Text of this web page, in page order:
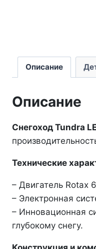
Описание
Описание
Снегоход Tundra
Технические
– Двигатель Rotax
– Электронная
– Инновационная
глубокому снегу.